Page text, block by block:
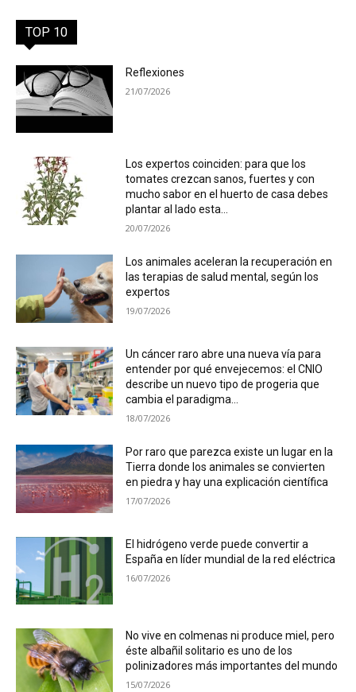
TOP 10
Reflexiones
21/07/2026
Los expertos coinciden: para que los
tomates crezcan sanos, fuertes y con
mucho sabor en el huerto de casa debes
plantar al lado esta...
20/07/2026
Los animales aceleran la recuperación en
las terapias de salud mental, según los
expertos
19/07/2026
Un cáncer raro abre una nueva vía para
entender por qué envejecemos: el CNIO
describe un nuevo tipo de progeria que
cambia el paradigma...
18/07/2026
Por raro que parezca existe un lugar en la
Tierra donde los animales se convierten
en piedra y hay una explicación científica
17/07/2026
El hidrógeno verde puede convertir a
España en líder mundial de la red eléctrica
16/07/2026
No vive en colmenas ni produce miel, pero
éste albañil solitario es uno de los
polinizadores más importantes del mundo
15/07/2026